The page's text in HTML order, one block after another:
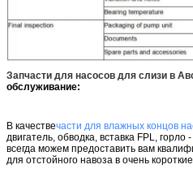
Запчасти для насосов для слизи в
обслуживание:
В качествечасти для влажных концов
двигатель, обводка, вставка FPL,
всегда можем предоставить вам
для отстойного навоза в очень